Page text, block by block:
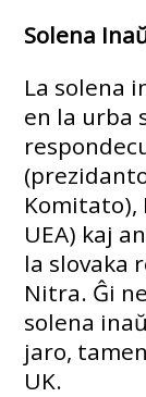
Solena
La solena
en la urba
Komitato),
UEA) kaj
la slovaka
Nitra. Ĝi
solena
jaro,
UK.